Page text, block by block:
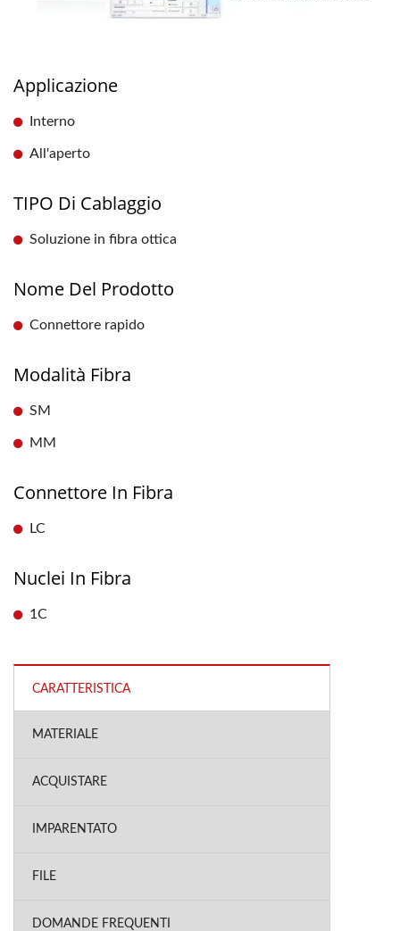
Applicazione
Interno
All'aperto
TIPO Di Cablaggio
Soluzione in fibra ottica
Nome Del Prodotto
Connettore rapido
Modalità Fibra
SM
MM
Connettore In Fibra
LC
Nuclei In Fibra
1C
CARATTERISTICA
MATERIALE
ACQUISTARE
IMPARENTATO
FILE
DOMANDE FREQUENTI